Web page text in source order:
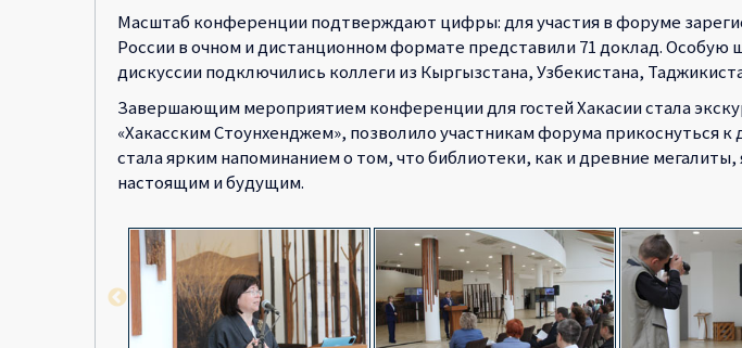
Масштаб конференции подтверждают цифры: для участия в форуме
России в очном и дистанционном формате представили 71 доклад.
дискуссии подключились коллеги из Кыргызстана, Узбекистана,
Завершающим мероприятием конференции для гостей Хакасии стала
«Хакасским Стоунхенджем», позволило участникам форума прикоснуться
стала ярким напоминанием о том, что библиотеки, как и древние
настоящим и будущим.